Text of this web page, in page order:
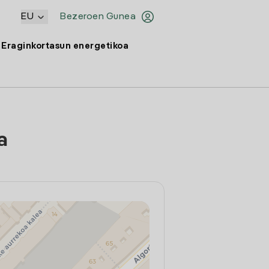
Bezeroen Gunea
EU
Eraginkortasun energetikoa